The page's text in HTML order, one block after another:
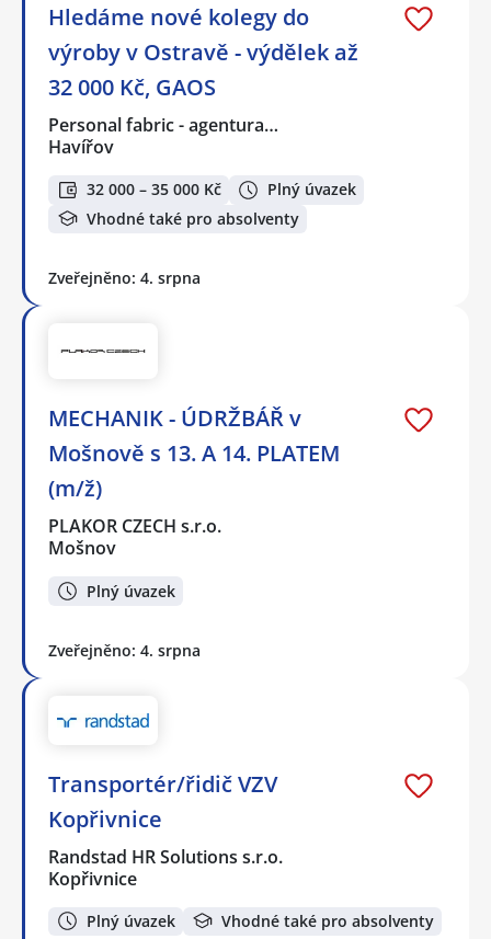
Hledáme nové kolegy do
výroby v Ostravě - výdělek až
32 000 Kč, GAOS
Personal fabric - agentura…
Havířov
32 000 – 35 000 Kč
Plný úvazek
Vhodné také pro absolventy
Zveřejněno: 4. srpna
MECHANIK - ÚDRŽBÁŘ v
Mošnově s 13. A 14. PLATEM
(m/ž)
PLAKOR CZECH s.r.o.
Mošnov
Plný úvazek
Zveřejněno: 4. srpna
Transportér/řidič VZV
Kopřivnice
Randstad HR Solutions s.r.o.
Kopřivnice
Plný úvazek Vhodné také pro absolventy